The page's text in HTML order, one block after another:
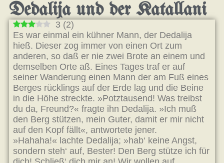
Dedalija und der Katallani
3 (2)
Es war einmal ein kühner Mann, der Dedalija
hieß. Dieser zog immer von einen Ort zum
anderen, so daß er nie zwei Brote an einem und
demselben Orte aß. Eines Tages traf er auf
seiner Wanderung einen Mann der am Fuß eines
Berges rücklings auf der Erde lag und die Beine
in die Höhe streckte. »Potztausend! Was treibst
du da, Freund?« fragte ihn Dedalija. »Ich muß
den Berg stützen, mein Guter, damit er mir nicht
auf den Kopf fällt«, antwortete jener.
»Hahaha!« lachte Dedalija; »hab‘ keine Angst,
sondern steh‘ auf, Bester! Den Berg stütze ich für